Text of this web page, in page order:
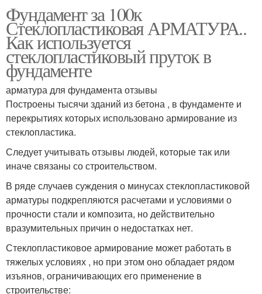
Фундамент за 100к
Стеклопластиковая АРМАТУРА..
Как используется
стеклопластиковый пруток в
фундаменте
арматура для фундамента отзывы
Построены тысячи зданий из бетона , в фундаменте и
перекрытиях которых использовано армирование из
стеклопластика.
Следует учитывать отзывы людей, которые так или
иначе связаны со строительством.
В ряде случаев суждения о минусах стеклопластиковой
арматуры подкрепляются расчетами и условиями о
прочности стали и композита, но действительно
вразумительных причин о недостатках нет.
Стеклопластиковое армирование может работать в
тяжелых условиях , но при этом оно обладает рядом
изъянов, ограничивающих его применение в
строительстве: